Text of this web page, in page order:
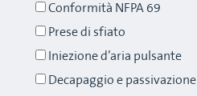
Conformità NFPA 69
Prese di sfiato
Iniezione d’aria pulsante
Decapaggio e passivazione